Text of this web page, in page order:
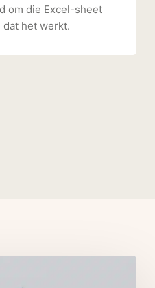
om die Excel-sheet
dat het werkt.